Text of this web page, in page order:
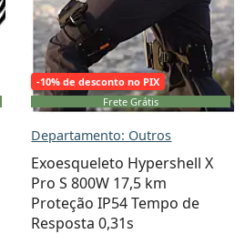
-10% de desconto no PIX
Frete Grátis
Departamento: Outros
Exoesqueleto Hypershell X
Pro S 800W 17,5 km
Proteção IP54 Tempo de
Resposta 0,31s